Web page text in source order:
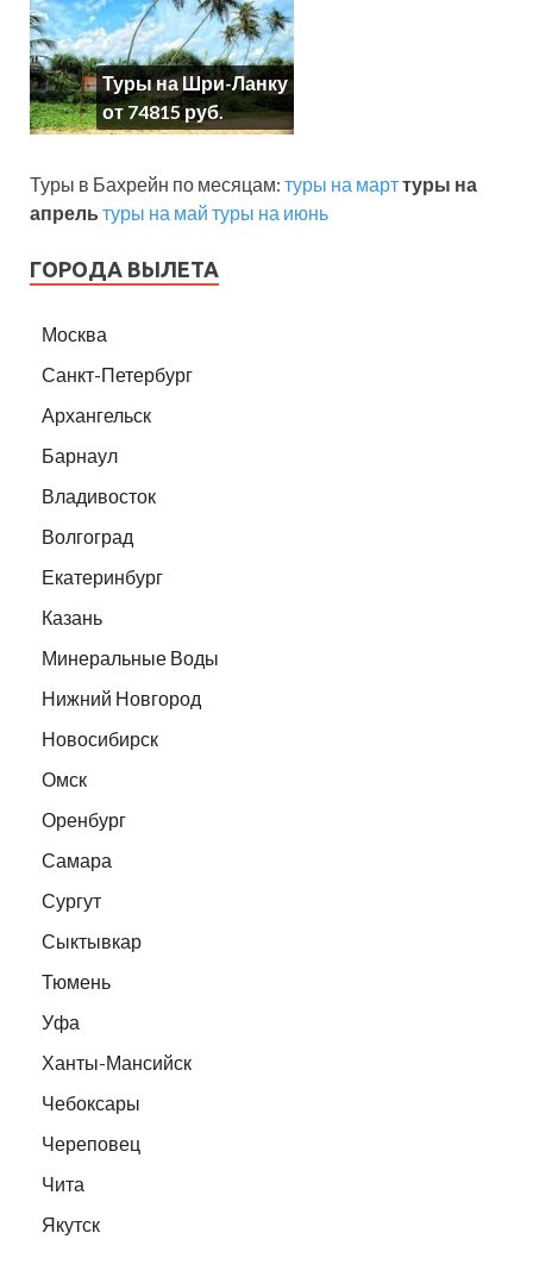
Туры на Шри-Ланку
от 74815 руб.
Туры в Бахрейн по месяцам: туры на марттуры на
апрель туры на май туры на июнь
ГОРОДА ВЫЛЕТА
Москва
Санкт-Петербург
Архангельск
Барнаул
Владивосток
Волгоград
Екатеринбург
Казань
Минеральные Воды
Нижний Новгород
Новосибирск
Омск
Оренбург
Самара
Сургут
Сыктывкар
Тюмень
Уфа
Ханты-Мансийск
Чебоксары
Череповец
Чита
Якутск